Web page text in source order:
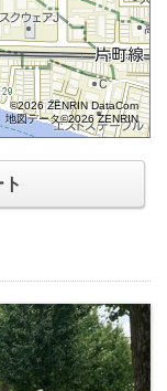
©2026 ZENRIN DataCom
地図データ©2026 ZENRIN